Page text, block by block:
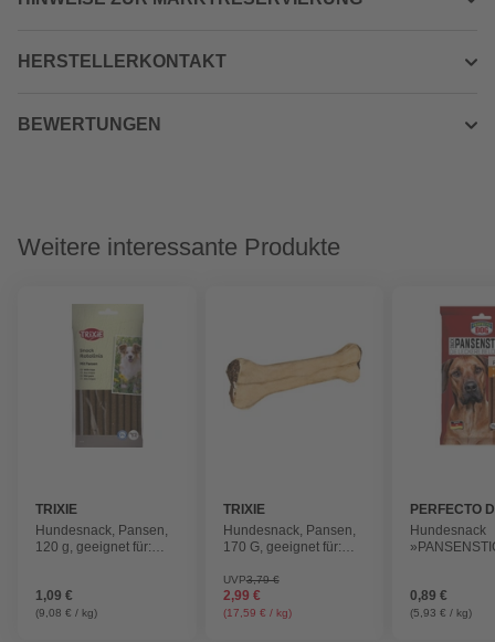
HERSTELLERKONTAKT
BEWERTUNGEN
Weitere interessante Produkte
TRIXIE
Hundesnack, Pansen,
120 g, geeignet für:
1,09 €
(9,08 € / kg)
TRIXIE
Hundesnack, Pansen,
170 G, geeignet für:
UVP3,79 €
2,99 €
(17,59 € / kg)
PERFECTO
Hundesnack
0,89 €
(5,93 € / kg)